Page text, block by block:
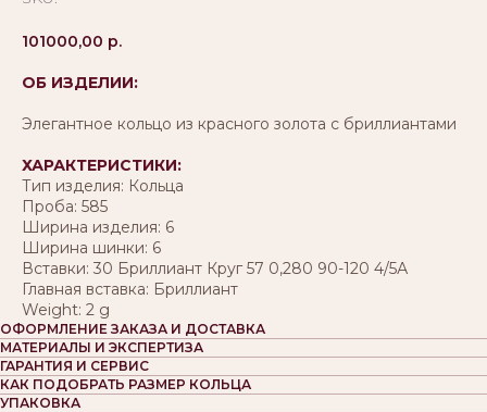
101000,00 р.
ОБ ИЗДЕЛИИ:
Элегантное кольцо из красного золота с бриллиантами
ХАРАКТЕРИСТИКИ:
Тип изделия: Кольца
Проба: 585
Ширина изделия: 6
Ширина шинки: 6
Вставки: 30 Бриллиант Круг 57 0,280 90-120 4/5А
Главная вставка: Бриллиант
Weight: 2 g
ОФОРМЛЕНИЕ ЗАКАЗА И ДОСТАВКА
МАТЕРИАЛЫ И ЭКСПЕРТИЗА
ГАРАНТИЯ И СЕРВИС
КАК ПОДОБРАТЬ РАЗМЕР КОЛЬЦА
УПАКОВКА